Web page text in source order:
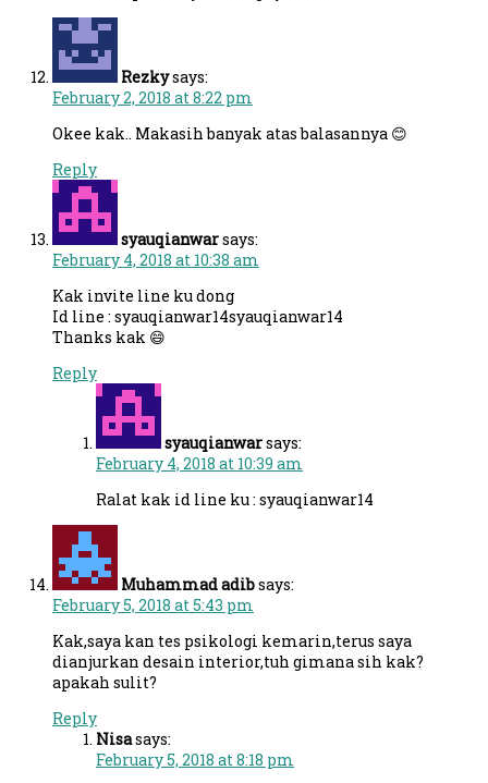
Rezkysays:
February 2, 2018 at 8:22 pm
Okee kak.. Makasih banyak atas balasannya 😊
Reply
syauqianwarsays:
February 4, 2018 at 10:38 am
Kak invite line ku dong
Id line : syauqianwar14syauqianwar14
Thanks kak 😄
Reply
syauqianwarsays:
February 4, 2018 at 10:39 am
Ralat kak id line ku : syauqianwar14
Muhammad adibsays:
February 5, 2018 at 5:43 pm
Kak,saya kan tes psikologi kemarin,terus saya
dianjurkan desain interior,tuh gimana sih kak?
apakah sulit?
Reply
Nisasays:
February 5, 2018 at 8:18 pm